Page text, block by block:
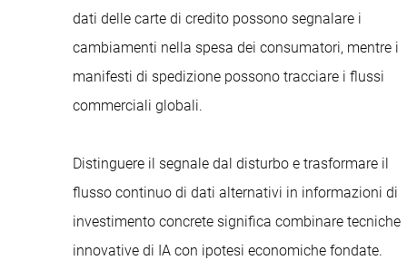
dati delle carte di credito possono segnalare i
cambiamenti nella spesa dei consumatori, mentre i
manifesti di spedizione possono tracciare i flussi
commerciali globali.
Distinguere il segnale dal disturbo e trasformare il
flusso continuo di dati alternativi in informazioni di
investimento concrete significa combinare tecniche
innovative di IA con ipotesi economiche fondate.